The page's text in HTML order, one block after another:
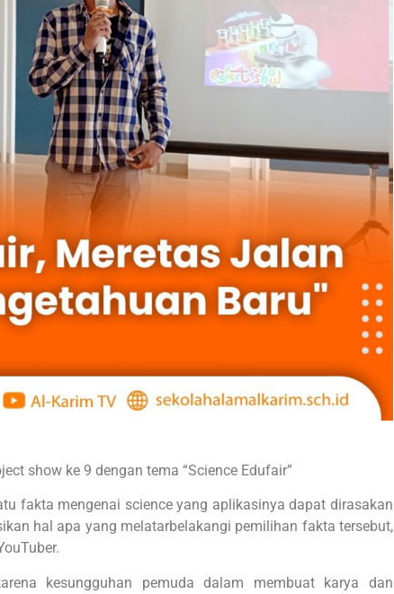
show ke 9 dengan tema “Science Edufair”
fakta mengenai science yang aplikasinya dapat dirasakan
hal apa yang melatarbelakangi pemilihan fakta tersebut,
kesungguhan pemuda dalam membuat karya dan